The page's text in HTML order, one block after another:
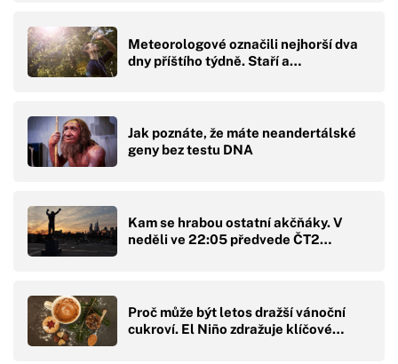
Meteorologové označili nejhorší dva
dny příštího týdně. Staří a…
Jak poznáte, že máte neandertálské
geny bez testu DNA
Kam se hrabou ostatní akčňáky. V
neděli ve 22:05 předvede ČT2…
Proč může být letos dražší vánoční
cukroví. El Niño zdražuje klíčové…